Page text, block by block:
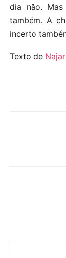
dia não.
também. A
incerto
Texto de